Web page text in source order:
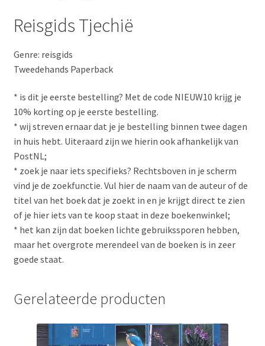
Reisgids Tjechië
Genre: reisgids
Tweedehands Paperback
* is dit je eerste bestelling? Met de code NIEUW10 krijg je
10% korting op je eerste bestelling.
* wij streven ernaar dat je je bestelling binnen twee dagen
in huis hebt. Uiteraard zijn we hierin ook afhankelijk van
PostNL;
* zoek je naar iets specifieks? Rechtsboven in je scherm
vind je de zoekfunctie. Vul hier de naam van de auteur of de
titel van het boek dat je zoekt in en je krijgt direct te zien
of je hier iets van te koop staat in deze boekenwinkel;
* het kan zijn dat boeken lichte gebruikssporen hebben,
maar het overgrote merendeel van de boeken is in zeer
goede staat.
Gerelateerde producten